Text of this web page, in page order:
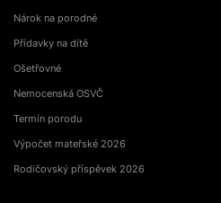
Nárok na porodné
Přídavky na dítě
Ošetřovné
Nemocenská OSVČ
Termín porodu
Výpočet mateřské 2026
Rodičovský příspěvek 2026